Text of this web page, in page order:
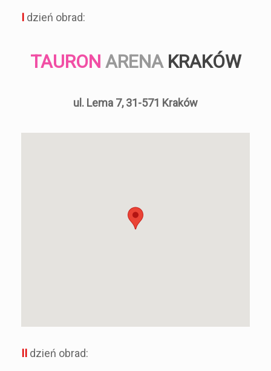
I dzień obrad:
TAURON ARENAKRAKÓW
ul. Lema 7, 31-571 Kraków
II dzień obrad: